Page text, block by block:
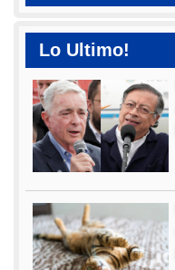
Lo Ultimo!